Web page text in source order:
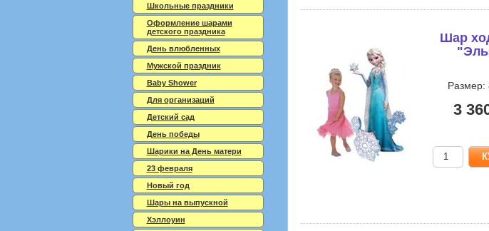
Шар
Размер:
3
Школьные праздники
Оформление шарами
детского праздника
День влюбленных
Мужской праздник
Baby Shower
Для организаций
Детский сад
День победы
Шарики на День матери
23 февраля
Новый год
Шары на выпускной
Хэллоуин